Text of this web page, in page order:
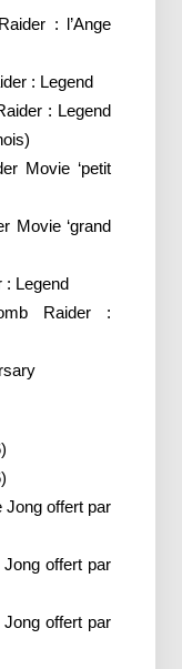
: l’Ange
: Legend
: Legend
Movie ‘petit
Movie ‘grand
: Legend
Raider :
Jong offert par
offert par
offert par